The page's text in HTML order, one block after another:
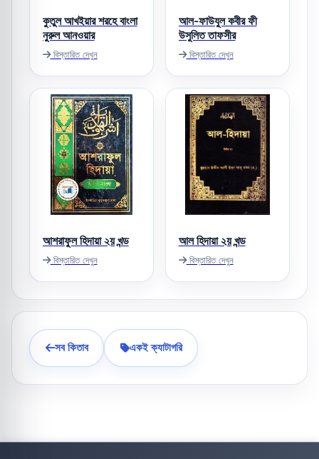
কুতুল আখইয়ার শরহে বাংলা
নুরুল আনওয়ার
বিস্তারিত দেখুন
আল-ফাউযুল কবীর ফী
উসুলিত তাফসীর
বিস্তারিত দেখুন
আশরাফুল হিদায়া ২য় খন্ড
বিস্তারিত দেখুন
আল হিদায়া ২য় খন্ড
বিস্তারিত দেখুন
সব কিতাব একই ক্যাটাগরি